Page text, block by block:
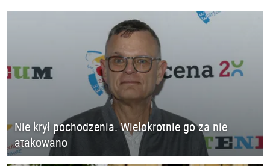
Nie krył pochodzenia. Wielokrotnie go za nie
atakowano